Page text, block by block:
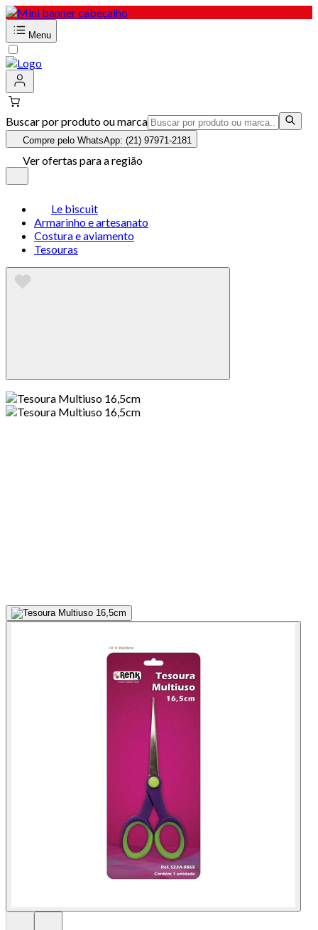
Menu
Buscar por produto ou marca
Compre pelo WhatsApp: (21) 97971-2181
Ver ofertas para a região
Le biscuit
Armarinho e artesanato
Costura e aviamento
Tesouras